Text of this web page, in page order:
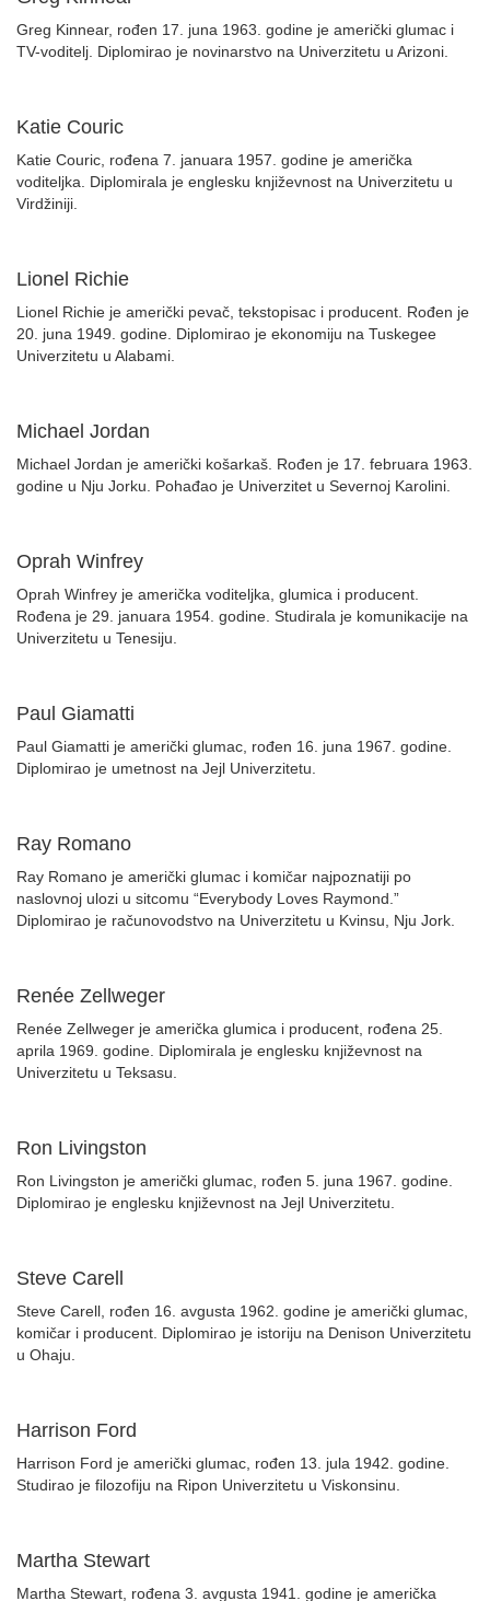
Greg Kinnear, rođen 17. juna 1963. godine je američki glumac i
TV-voditelj. Diplomirao je novinarstvo na Univerzitetu u Arizoni.
Katie Couric
Katie Couric, rođena 7. januara 1957. godine je američka
voditeljka. Diplomirala je englesku književnost na Univerzitetu u
Virdžiniji.
Lionel Richie
Lionel Richie je američki pevač, tekstopisac i producent. Rođen je
20. juna 1949. godine. Diplomirao je ekonomiju na Tuskegee
Univerzitetu u Alabami.
Michael Jordan
Michael Jordan je američki košarkaš. Rođen je 17. februara 1963.
godine u Nju Jorku. Pohađao je Univerzitet u Severnoj Karolini.
Oprah Winfrey
Oprah Winfrey je američka voditeljka, glumica i producent.
Rođena je 29. januara 1954. godine. Studirala je komunikacije na
Univerzitetu u Tenesiju.
Paul Giamatti
Paul Giamatti je američki glumac, rođen 16. juna 1967. godine.
Diplomirao je umetnost na Jejl Univerzitetu.
Ray Romano
Ray Romano je američki glumac i komičar najpoznatiji po
naslovnoj ulozi u sitcomu “Everybody Loves Raymond.”
Diplomirao je računovodstvo na Univerzitetu u Kvinsu, Nju Jork.
Renée Zellweger
Renée Zellweger je američka glumica i producent, rođena 25.
aprila 1969. godine. Diplomirala je englesku književnost na
Univerzitetu u Teksasu.
Ron Livingston
Ron Livingston je američki glumac, rođen 5. juna 1967. godine.
Diplomirao je englesku književnost na Jejl Univerzitetu.
Steve Carell
Steve Carell, rođen 16. avgusta 1962. godine je američki glumac,
komičar i producent. Diplomirao je istoriju na Denison Univerzitetu
u Ohaju.
Harrison Ford
Harrison Ford je američki glumac, rođen 13. jula 1942. godine.
Studirao je filozofiju na Ripon Univerzitetu u Viskonsinu.
Martha Stewart
Martha Stewart, rođena 3. avgusta 1941. godine je američka